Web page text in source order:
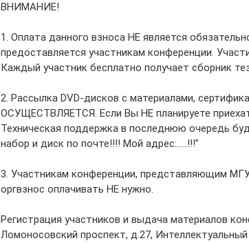
ВНИМАНИЕ!
1. Оплата данного взноса НЕ является
предоставляется участникам конференции.
Каждый участник бесплатно получает сборник
2. Рассылка DVD-дисков с материалами,
ОСУЩЕСТВЛЯЕТСЯ. Если Вы НЕ планируете
Техническая поддержка в последнюю очередь
набор и диск по почте!!!! Мой адрес:.....!!!"
3. Участникам конференции, представляющим
оргвзнос оплачивать НЕ нужно.
Регистрация участников и выдача материалов
Ломоносовский проспект, д.27,